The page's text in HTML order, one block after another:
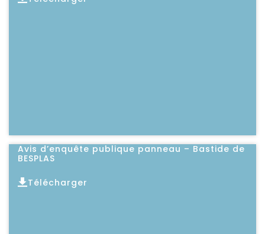
Avis d’enquête publique panneau – Bastide de
BESPLAS
Télécharger